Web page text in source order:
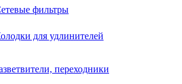
фильтры
для удлинителей
переходники